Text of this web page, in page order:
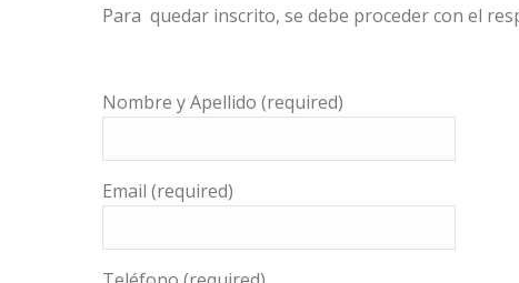
Para quedar inscrito, se debe proceder con el
Nombre y Apellido (required)
Email (required)